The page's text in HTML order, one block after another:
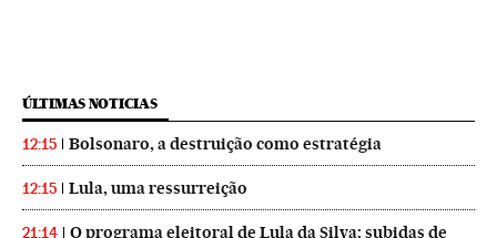
ÚLTIMAS NOTICIAS
12:15 Bolsonaro, a destruição como estratégia
12:15 Lula, uma ressurreição
21:14
O programa eleitoral de Lula da Silva: subidas de